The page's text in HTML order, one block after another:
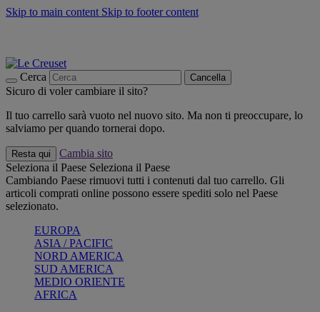
Skip to main content Skip to footer content
Cerca Cancella
Sicuro di voler cambiare il sito?
Il tuo carrello sarà vuoto nel nuovo sito. Ma non ti preoccupare, lo
salviamo per quando tornerai dopo.
Resta qui
Cambia sito
Seleziona il Paese Seleziona il Paese
Cambiando Paese rimuovi tutti i contenuti dal tuo carrello. Gli
articoli comprati online possono essere spediti solo nel Paese
selezionato.
EUROPA
ASIA / PACIFIC
NORD AMERICA
SUD AMERICA
MEDIO ORIENTE
AFRICA